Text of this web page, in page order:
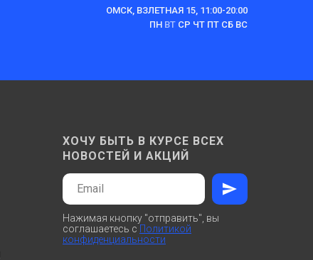
ОМСК, ВЗЛЕТНАЯ 15, 11:00-20:00
ПН ВТ СР ЧТ ПТ СБ ВС
ХОЧУ БЫТЬ В КУРСЕ ВСЕХ
НОВОСТЕЙ И АКЦИЙ
Нажимая кнопку "отправить", вы
соглашаетесь с Политикой
конфиденциальности